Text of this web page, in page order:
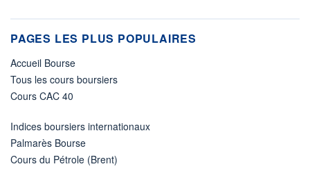
PAGES LES PLUS POPULAIRES
Accueil Bourse
Tous les cours boursiers
Cours CAC 40
Indices boursiers internationaux
Palmarès Bourse
Cours du Pétrole (Brent)